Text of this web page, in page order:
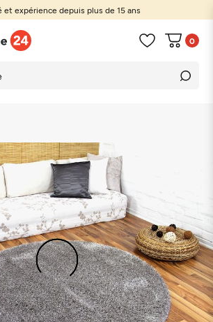
et expérience depuis plus de 15 ans
0